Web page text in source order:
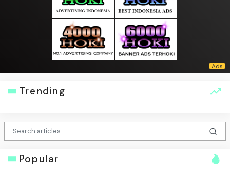
Trending
Popular